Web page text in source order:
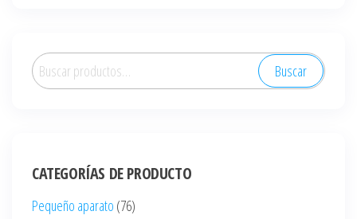
Buscar
por:
Buscar
CATEGORÍAS DE PRODUCTO
Pequeño aparato (76)